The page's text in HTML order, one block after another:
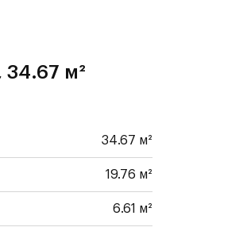
34.67 м²
34.67 м²
19.76 м²
6.61 м²